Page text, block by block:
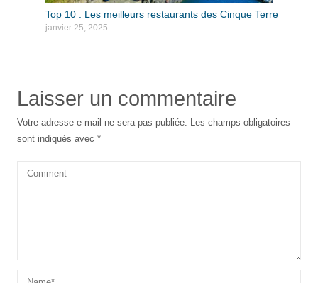
Top 10 : Les meilleurs restaurants des Cinque Terre
janvier 25, 2025
Laisser un commentaire
Votre adresse e-mail ne sera pas publiée. Les champs obligatoires
sont indiqués avec*